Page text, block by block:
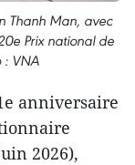
Thanh Man, avec
Prix national de
: VNA
anniversaire
2026),